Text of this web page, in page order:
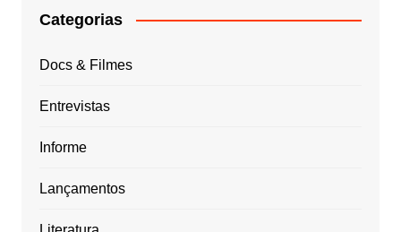
Categorias
Docs & Filmes
Entrevistas
Informe
Lançamentos